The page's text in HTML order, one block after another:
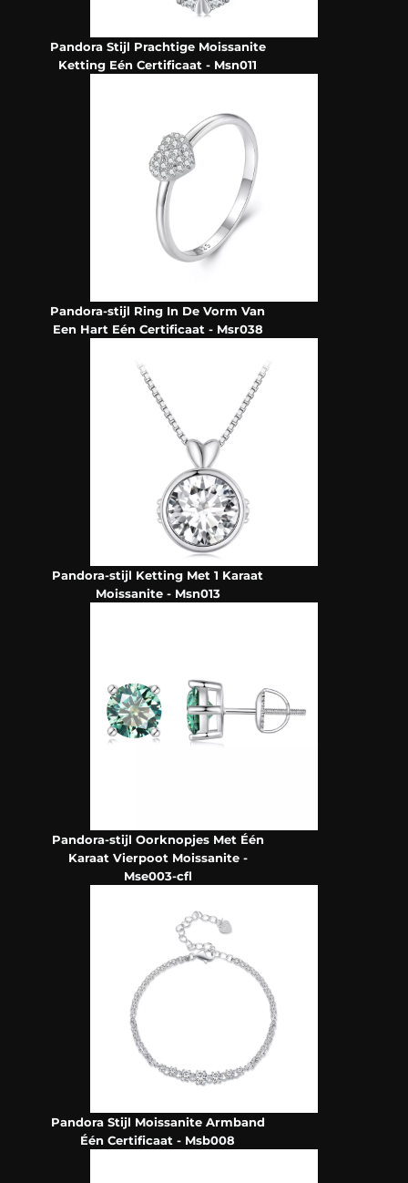
Pandora Stijl Prachtige Moissanite
Ketting Eén Certificaat - Msn011
Pandora-stijl Ring In De Vorm Van
Een Hart Eén Certificaat - Msr038
Pandora-stijl Ketting Met 1 Karaat
Moissanite - Msn013
Pandora-stijl Oorknopjes Met Één
Karaat Vierpoot Moissanite -
Mse003-cfl
Pandora Stijl Moissanite Armband
Één Certificaat - Msb008